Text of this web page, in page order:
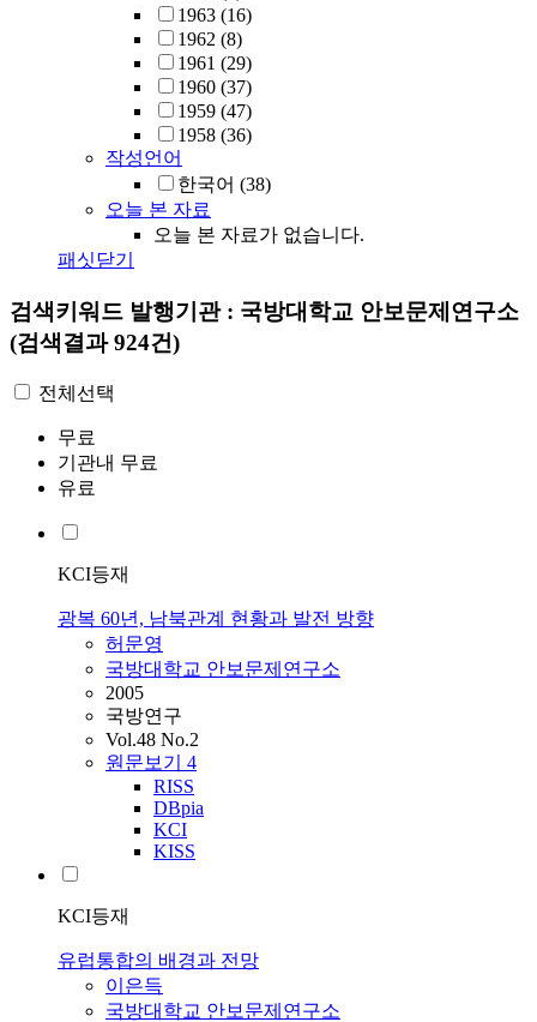
1963 (16)
1962 (8)
1961 (29)
1960 (37)
1959 (47)
1958 (36)
작성언어
한국어 (38)
오늘 본 자료
오늘 본 자료가 없습니다.
패싯닫기
검색키워드 발행기관 : 국방대학교 안보문제연구소
(검색결과 924건)
전체선택
무료
기관내 무료
유료
KCI등재
광복 60년, 남북관계 현황과 발전 방향
허문영
국방대학교 안보문제연구소
2005
국방연구
Vol.48 No.2
원문보기 4
RISS
DBpia
KCI
KISS
KCI등재
유럽통합의 배경과 전망
이은득
국방대학교 안보문제연구소